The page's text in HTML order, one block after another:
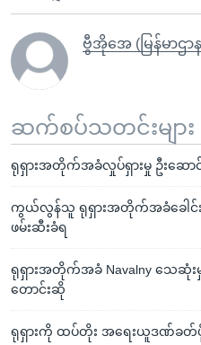
ဗွီအိုအေ (မြန်မာဌာ
ဆက်စပ်သတင်းများ
ရုရှားအတိုက်အခံလှုပ်ရှားမှု ဦးဆောင်
ကွယ်လွန်သူ ရုရှားအတိုက်အခံခေါင်း
ဖမ်းဆီးခံရ
ရုရှားအတိုက်အခံ Navalny သေဆုံ
တောင်းဆို
ရုရှားကို ထပ်တိုး အရေးယူဒဏ်ခတ်ဖို့